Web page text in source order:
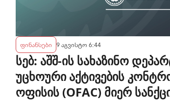
ფინანსები 9 აგვისტო 6:44
სებ: აშშ-ის სახაზინო
უცხოური აქტივების
ოფისის (OFAC) მიერ